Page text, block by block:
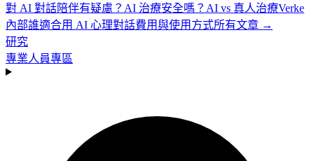
對 AI 對話陪伴有疑慮？ AI 治療安全嗎？ AI vs 真人治療Verke
內部誰適合用 AI 心理對話費用與使用方式所有文章 →
研究
專業人員專區